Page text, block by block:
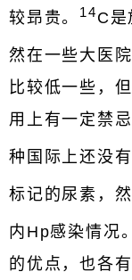
较昻贵。 14C是
然在一些大医
比较低一些，
用上有一定禁
种国际上还没
标记的尿素，
内Hp感染情况
的优点，也各